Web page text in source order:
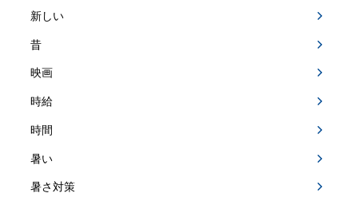
新しい
昔
映画
時給
時間
暑い
暑さ対策